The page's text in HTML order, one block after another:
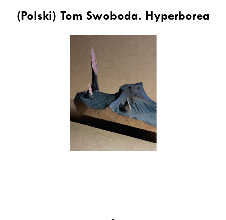
(Polski) Tom Swoboda. Hyperborea